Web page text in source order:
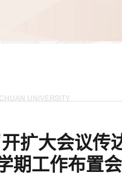
扩大会议传
期工作布置